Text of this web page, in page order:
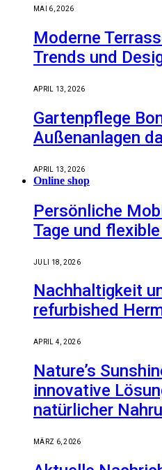
MAI 6, 2026
Moderne
Trends und
APRIL 13, 2026
Gartenpflege
Außenanlagen
APRIL 13, 2026
Online shop
Persönliche
Tage und
JULI 18, 2026
Nachhaltigkeit
refurbished
APRIL 4, 2026
Nature’s
innovative
natürlicher
MÄRZ 6, 2026